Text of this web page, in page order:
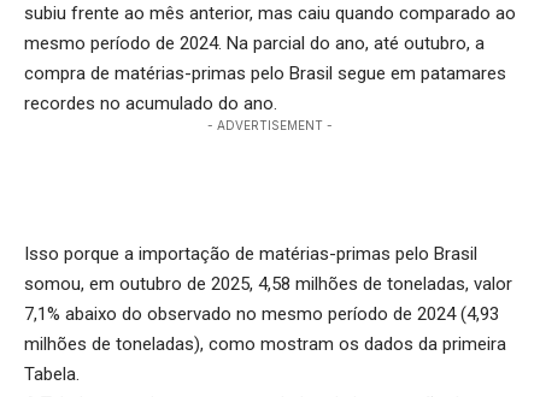
subiu frente ao mês anterior, mas caiu quando comparado ao
mesmo período de 2024. Na parcial do ano, até outubro, a
compra de matérias-primas pelo Brasil segue em patamares
recordes no acumulado do ano.
- ADVERTISEMENT -
Isso porque a importação de matérias-primas pelo Brasil
somou, em outubro de 2025, 4,58 milhões de toneladas, valor
7,1% abaixo do observado no mesmo período de 2024 (4,93
milhões de toneladas), como mostram os dados da primeira
Tabela.